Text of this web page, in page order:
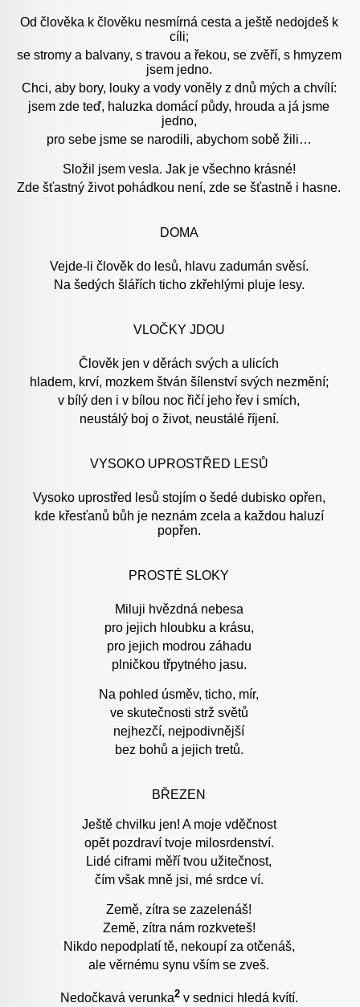
Od člověka k člověku nesmírná cesta a ještě nedojdeš k
cíli;
se stromy a balvany, s travou a řekou, se zvěří, s hmyzem
jsem jedno.
Chci, aby bory, louky a vody voněly z dnů mých a chvílí:
jsem zde teď, haluzka domácí půdy, hrouda a já jsme
jedno,
pro sebe jsme se narodili, abychom sobě žili…
Složil jsem vesla. Jak je všechno krásné!
Zde šťastný život pohádkou není, zde se šťastně i hasne.
DOMA
Vejde-li člověk do lesů, hlavu zadumán svěsí.
Na šedých šlářích ticho zkřehlými pluje lesy.
VLOČKY JDOU
Člověk jen v děrách svých a ulicích
hladem, krví, mozkem štván šílenství svých nezmění;
v bílý den i v bílou noc řičí jeho řev i smích,
neustálý boj o život, neustálé říjení.
VYSOKO UPROSTŘED LESŮ
Vysoko uprostřed lesů stojím o šedé dubisko opřen,
kde křesťanů bůh je neznám zcela a každou haluzí
popřen.
PROSTÉ SLOKY
Miluji hvězdná nebesa
pro jejich hloubku a krásu,
pro jejich modrou záhadu
plničkou třpytného jasu.
Na pohled úsměv, ticho, mír,
ve skutečnosti strž světů
nejhezčí, nejpodivnější
bez bohů a jejich tretů.
BŘEZEN
Ještě chvilku jen! A moje vděčnost
opět pozdraví tvoje milosrdenství.
Lidé ciframi měří tvou užitečnost,
čím však mně jsi, mé srdce ví.
Země, zítra se zazelenáš!
Země, zítra nám rozkveteš!
Nikdo nepodplatí tě, nekoupí za otčenáš,
ale věrnému synu vším se zveš.
Nedočkavá verunka2v sednici hledá kvítí.